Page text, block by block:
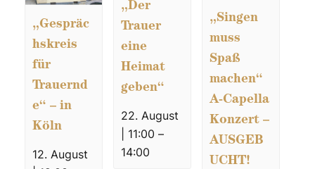
„Gespräc
hskreis
für
Trauernd
e“ – in
Köln
12. August
„Der
Trauer
eine
Heimat
geben“
22. August
| 11:00 –
14:00
„Singen
muss
Spaß
machen“
A-Capella
Konzert –
AUSGEB
UCHT!